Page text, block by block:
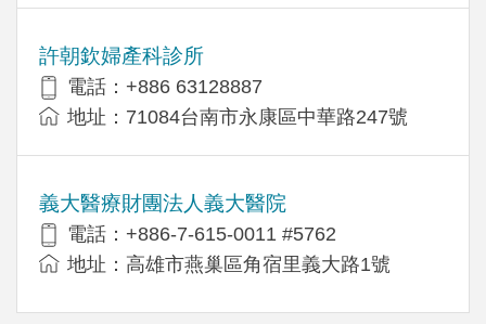
許朝欽婦產科診所
電話：+886 63128887
地址：71084台南市永康區中華路247號
義大醫療財團法人義大醫院
電話：+886-7-615-0011 #5762
地址：高雄市燕巢區角宿里義大路1號